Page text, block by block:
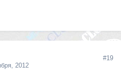
2012
#19